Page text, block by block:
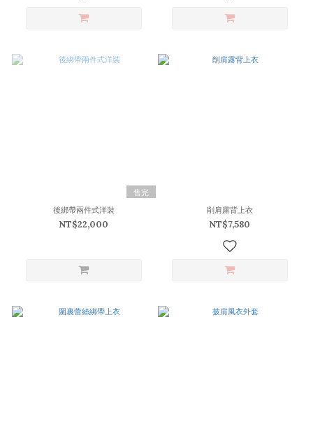
售完
後綁帶兩件式洋裝
NT$22,000
削肩露背上衣
NT$7,580